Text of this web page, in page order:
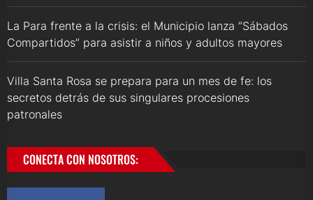
La Para frente a la crisis: el Municipio lanza “Sábados
Compartidos” para asistir a niños y adultos mayores
Villa Santa Rosa se prepara para un mes de fe: los
secretos detrás de sus singulares procesiones
patronales
CONECTA CON NOSOTROS: